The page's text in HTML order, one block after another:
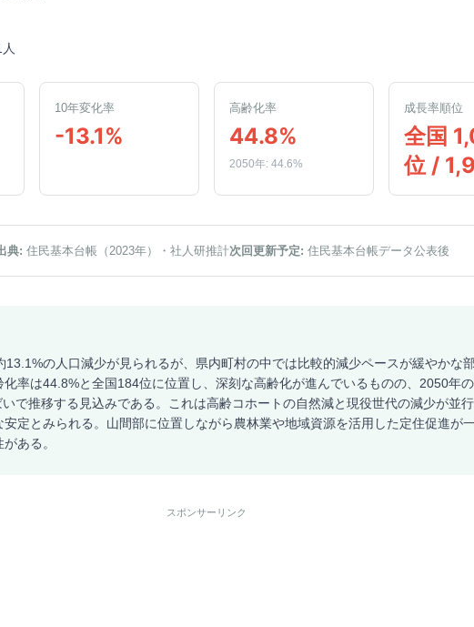
10年変化率
-13.1%
高齢化率
44.8%
2050年: 44.6%
成長率順位
全国
位 /
典: 住民基本台帳（2023年） ・社人研推計次回更新予定: 住民基本台帳データ公表後
13.1%の人口減少が見られるが、県内町村の中では比較的減少ペースが緩やかな
化率は44.8%と全国184位に位置し、深刻な高齢化が進んでいるものの、2050年
で推移する見込みである。これは高齢コホートの自然減と現役世代の減少が並
安定とみられる。山間部に位置しながら農林業や地域資源を活用した定住促進が
ある。
スポンサーリンク